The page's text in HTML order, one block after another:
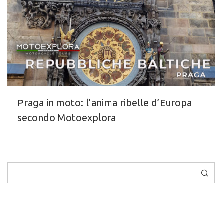
Praga in moto: l’anima ribelle d’Europa
secondo Motoexplora